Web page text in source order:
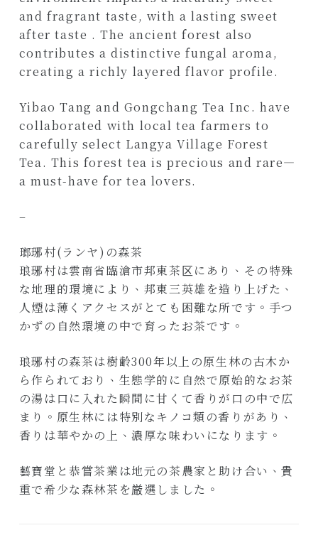
and fragrant taste, with a lasting sweet
after taste . The ancient forest also
contributes a distinctive fungal aroma,
creating a richly layered flavor profile.
Yibao Tang and Gongchang Tea Inc. have
collaborated with local tea farmers to
carefully select Langya Village Forest
Tea. This forest tea is precious and rare—
a must-have for tea lovers.
–
瑯琊村(ランヤ)の森茶
琅琊村は雲南省臨滄市邦東茶区にあり、その特殊
な地理的環境により、邦東三英雄を造り上げた、
人煙は薄くアクセスがとても困難な所です。手つ
かずの自然環境の中で育ったお茶です。
琅琊村の森茶は樹齢300年以上の原生林の古木か
ら作られており、生態学的に自然で原始的なお茶
の湯は口に入れた瞬間に甘くて香りが口の中で広
まり。原生林には特別なキノコ類の香りがあり、
香りは華やかの上、濃厚な味わいになります。
藝寶堂と恭嘗茶業は地元の茶農家と助け合い、貴
重で希少な森林茶を厳選しました。